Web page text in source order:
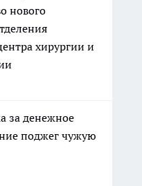
нового
хирургии и
за денежное
поджег чужую